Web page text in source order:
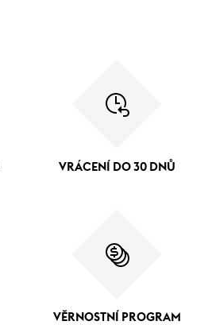
VRÁCENÍ DO 30 DNŮ
VĚRNOSTNÍ PROGRAM